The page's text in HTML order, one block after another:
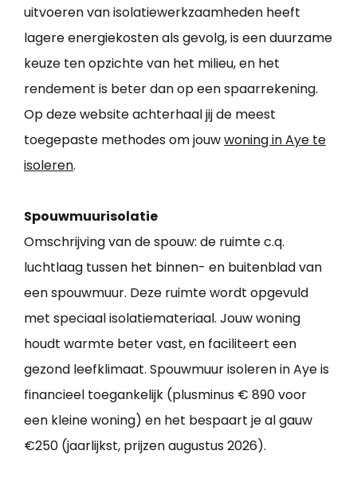
uitvoeren van isolatiewerkzaamheden heeft
lagere energiekosten als gevolg, is een duurzame
keuze ten opzichte van het milieu, en het
rendement is beter dan op een spaarrekening.
Op deze website achterhaal jij de meest
toegepaste methodes om jouwwoning in Aye te
isoleren.
Spouwmuurisolatie
Omschrijving van de spouw: de ruimte c.q.
luchtlaag tussen het binnen- en buitenblad van
een spouwmuur. Deze ruimte wordt opgevuld
met speciaal isolatiemateriaal. Jouw woning
houdt warmte beter vast, en faciliteert een
gezond leefklimaat. Spouwmuur isoleren in Aye is
financieel toegankelijk (plusminus € 890 voor
een kleine woning) en het bespaart je al gauw
€250 (jaarlijkst, prijzen augustus 2026).